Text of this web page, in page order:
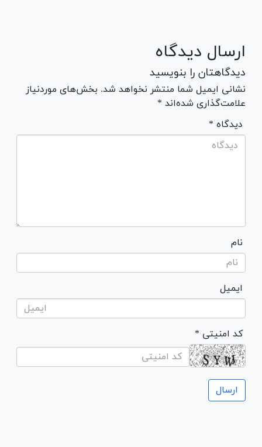
ارسال دیدگاه
دیدگاهتان را بنویسید
نشانی ایمیل شما منتشر نخواهد شد. بخش‌های موردنیاز
علامت‌گذاری شده‌اند *
* دیدگاه
نام
ایمیل
* کد امنیتی